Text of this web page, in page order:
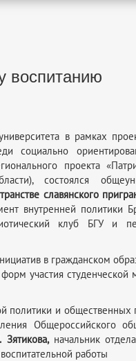
воспитанию
в рамках
социально
проекта
состоялся
славянского
внутренней политики
клуб БГУ и
в гражданском
участия студенческой
политики и общественных
Общероссийского
Зятикова, начальник
работы